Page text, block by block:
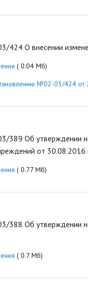
424 О внесении
( 0.04 Мб)
№02-03/424 от
389 Об утверждении
от 30.08.2016
( 0.77 Мб)
388 Об утверждении
( 0.7 Мб)